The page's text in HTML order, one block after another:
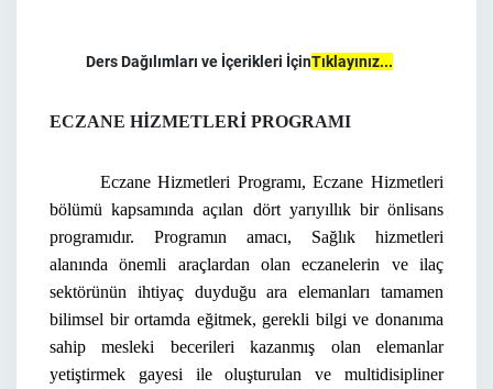
Ders Dağılımları ve İçerikleri İçinTıklayınız...
ECZANE HİZMETLERİ PROGRAMI
Eczane Hizmetleri Programı, Eczane Hizmetleri
bölümü kapsamında açılan dört yarıyıllık bir önlisans
programıdır. Programın amacı, Sağlık hizmetleri
alanında önemli araçlardan olan eczanelerin ve ilaç
sektörünün ihtiyaç duyduğu ara elemanları tamamen
bilimsel bir ortamda eğitmek, gerekli bilgi ve donanıma
sahip mesleki becerileri kazanmış olan elemanlar
yetiştirmek gayesi ile oluşturulan ve multidisipliner